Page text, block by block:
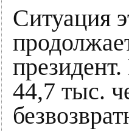
Ситуация
44,7 тыс.